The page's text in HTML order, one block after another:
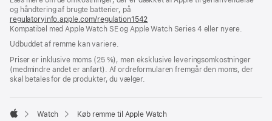
nyt
vindue)
og håndtering af brugte batterier, på
regulatoryinfo.apple.com/regulation1542
i
vindue)
Kompatibel med Apple Watch SE og Apple Watch Series 4 eller nyere.
Udbuddet af remme kan variere.
Priser er inklusive moms (25 %), men eksklusive leveringsomkostninger
(medmindre andet er anført). Af ordreformularen fremgår den moms, der
skal betales for de produkter, du vælger.
Watch
Køb remme til Apple Watch